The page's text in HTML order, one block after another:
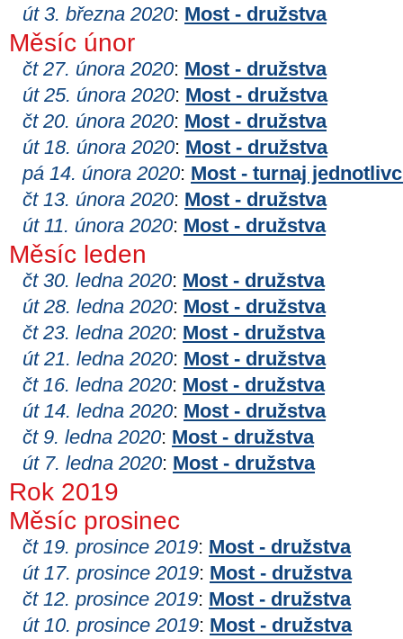
út 3. března 2020: Most - družstva
Měsíc únor
čt 27. února 2020: Most - družstva
út 25. února 2020: Most - družstva
čt 20. února 2020: Most - družstva
út 18. února 2020: Most - družstva
pá 14. února 2020: Most - turnaj
čt 13. února 2020: Most - družstva
út 11. února 2020: Most - družstva
Měsíc leden
čt 30. ledna 2020: Most - družstva
út 28. ledna 2020: Most - družstva
čt 23. ledna 2020: Most - družstva
út 21. ledna 2020: Most - družstva
čt 16. ledna 2020: Most - družstva
út 14. ledna 2020: Most - družstva
čt 9. ledna 2020: Most - družstva
út 7. ledna 2020: Most - družstva
Rok 2019
Měsíc prosinec
čt 19. prosince 2019: Most - družstva
út 17. prosince 2019: Most - družstva
čt 12. prosince 2019: Most - družstva
út 10. prosince 2019: Most - družstva